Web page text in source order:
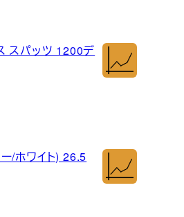
スパッツ 1200デ
/ホワイト) 26.5